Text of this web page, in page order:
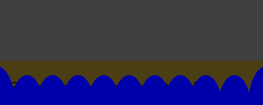
Suivez toutes les actualités du